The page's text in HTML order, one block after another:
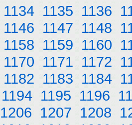
1134 1135 1136
1146 1147 1148
1158 1159 1160
1170 1171 1172
1182 1183 1184
1194 1195 1196
1206 1207 1208